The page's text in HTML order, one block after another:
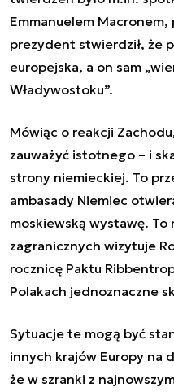
Emmanuelem
prezydent stwierdził, że
europejska, a on sam
Władywostoku”.
Mówiąc o reakcji
zauważyć istotnego – i
strony niemieckiej. To
ambasady Niemiec
moskiewską wystawę.
zagranicznych wizytuje
rocznicę Paktu
Polakach jednoznaczne
Sytuacje te mogą być
innych krajów Europy na
że w szranki z